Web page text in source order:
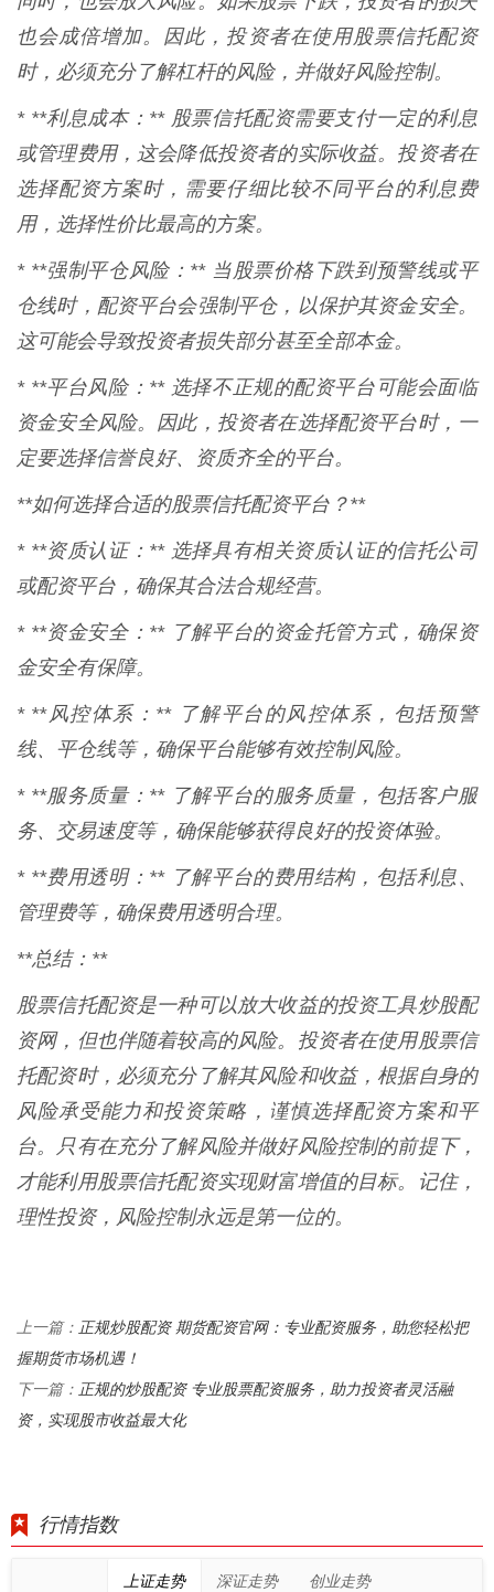
也会成倍增加。因此，投资者在使用股票信托配资
时，必须充分了解杠杆的风险，并做好风险控制。
* **利息成本：** 股票信托配资需要支付一定的利息
或管理费用，这会降低投资者的实际收益。投资者在
选择配资方案时，需要仔细比较不同平台的利息费
用，选择性价比最高的方案。
* **强制平仓风险：** 当股票价格下跌到预警线或平
仓线时，配资平台会强制平仓，以保护其资金安全。
这可能会导致投资者损失部分甚至全部本金。
* **平台风险：** 选择不正规的配资平台可能会面临
资金安全风险。因此，投资者在选择配资平台时，一
定要选择信誉良好、资质齐全的平台。
**如何选择合适的股票信托配资平台？**
* **资质认证：** 选择具有相关资质认证的信托公司
或配资平台，确保其合法合规经营。
* **资金安全：** 了解平台的资金托管方式，确保资
金安全有保障。
* **风控体系：** 了解平台的风控体系，包括预警
线、平仓线等，确保平台能够有效控制风险。
* **服务质量：** 了解平台的服务质量，包括客户服
务、交易速度等，确保能够获得良好的投资体验。
* **费用透明：** 了解平台的费用结构，包括利息、
管理费等，确保费用透明合理。
**总结：**
股票信托配资是一种可以放大收益的投资工具炒股配
资网，但也伴随着较高的风险。投资者在使用股票信
托配资时，必须充分了解其风险和收益，根据自身的
风险承受能力和投资策略，谨慎选择配资方案和平
台。只有在充分了解风险并做好风险控制的前提下，
才能利用股票信托配资实现财富增值的目标。记住，
理性投资，风险控制永远是第一位的。
上一篇： 正规炒股配资 期货配资官网：专业配资服务，助您轻松把
握期货市场机遇！
下一篇： 正规的炒股配资 专业股票配资服务，助力投资者灵活融
资，实现股市收益最大化
行情指数
上证走势 深证走势 创业走势